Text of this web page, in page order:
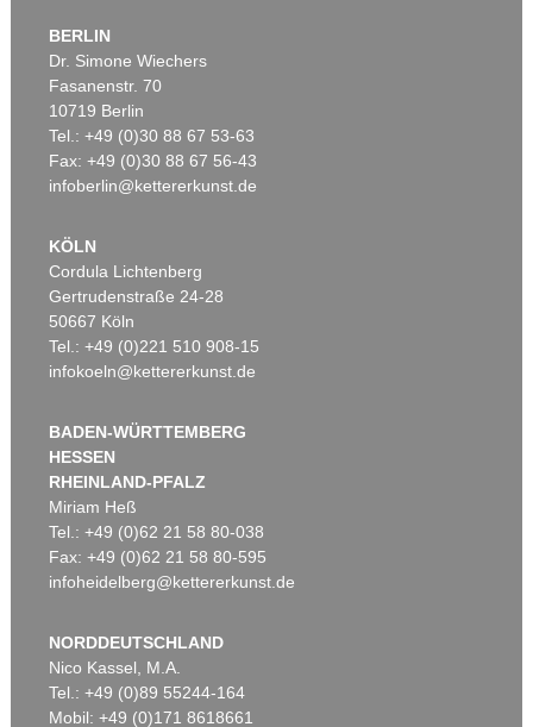
BERLIN
Dr. Simone Wiechers
Fasanenstr. 70
10719 Berlin
Tel.: +49 (0)30 88 67 53-63
Fax: +49 (0)30 88 67 56-43
infoberlin@kettererkunst.de
KÖLN
Cordula Lichtenberg
Gertrudenstraße 24-28
50667 Köln
Tel.: +49 (0)221 510 908-15
infokoeln@kettererkunst.de
BADEN-WÜRTTEMBERG
HESSEN
RHEINLAND-PFALZ
Miriam Heß
Tel.: +49 (0)62 21 58 80-038
Fax: +49 (0)62 21 58 80-595
infoheidelberg@kettererkunst.de
NORDDEUTSCHLAND
Nico Kassel, M.A.
Tel.: +49 (0)89 55244-164
Mobil: +49 (0)171 8618661